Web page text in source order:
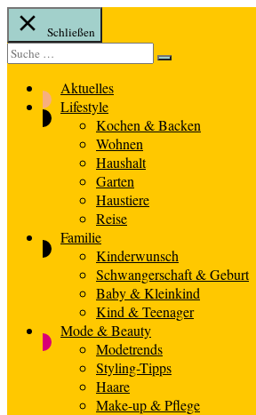
Schließen
Suche
nach:
Suche
Aktuelles
Lifestyle
Kochen & Backen
Wohnen
Haushalt
Garten
Haustiere
Reise
Familie
Kinderwunsch
Schwangerschaft & Geburt
Baby & Kleinkind
Kind & Teenager
Mode & Beauty
Modetrends
Styling-Tipps
Haare
Make-up & Pflege